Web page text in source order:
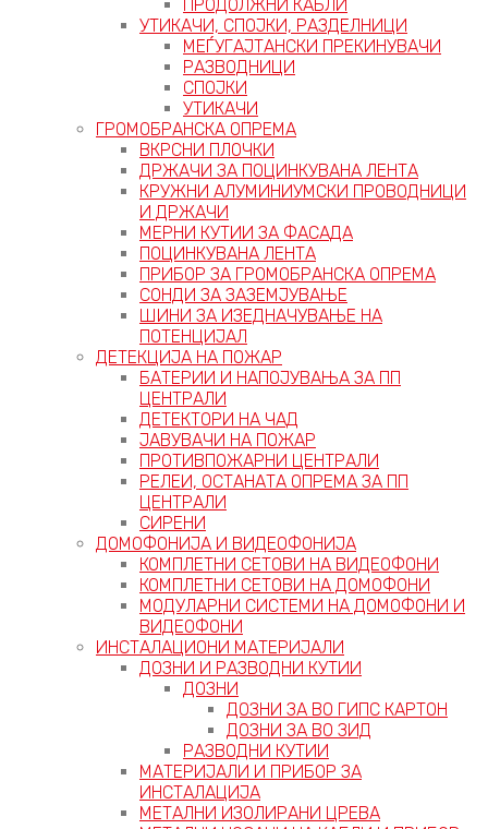
ПРОДОЛЖНИ КАБЛИ
УТИКАЧИ, СПОЈКИ, РАЗДЕЛНИЦИ
МЕЃУГАЈТАНСКИ ПРЕКИНУВАЧИ
РАЗВОДНИЦИ
СПОЈКИ
УТИКАЧИ
ГРОМОБРАНСКА ОПРЕМА
ВКРСНИ ПЛОЧКИ
ДРЖАЧИ ЗА ПОЦИНКУВАНА ЛЕНТА
КРУЖНИ АЛУМИНИУМСКИ ПРОВОДНИЦИ
И ДРЖАЧИ
МЕРНИ КУТИИ ЗА ФАСАДА
ПОЦИНКУВАНА ЛЕНТА
ПРИБОР ЗА ГРОМОБРАНСКА ОПРЕМА
СОНДИ ЗА ЗАЗЕМЈУВАЊЕ
ШИНИ ЗА ИЗЕДНАЧУВАЊЕ НА
ПОТЕНЦИЈАЛ
ДЕТЕКЦИЈА НА ПОЖАР
БАТЕРИИ И НАПОЈУВАЊА ЗА ПП
ЦЕНТРАЛИ
ДЕТЕКТОРИ НА ЧАД
ЈАВУВАЧИ НА ПОЖАР
ПРОТИВПОЖАРНИ ЦЕНТРАЛИ
РЕЛЕИ, ОСТАНАТА ОПРЕМА ЗА ПП
ЦЕНТРАЛИ
СИРЕНИ
ДОМОФОНИЈА И ВИДЕОФОНИЈА
КОМПЛЕТНИ СЕТОВИ НА ВИДЕОФОНИ
КОМПЛЕТНИ СЕТОВИ НА ДОМОФОНИ
МОДУЛАРНИ СИСТЕМИ НА ДОМОФОНИ И
ВИДЕОФОНИ
ИНСТАЛАЦИОНИ МАТЕРИЈАЛИ
ДОЗНИ И РАЗВОДНИ КУТИИ
ДОЗНИ
ДОЗНИ ЗА ВО ГИПС КАРТОН
ДОЗНИ ЗА ВО ЗИД
РАЗВОДНИ КУТИИ
МАТЕРИЈАЛИ И ПРИБОР ЗА
ИНСТАЛАЦИЈА
МЕТАЛНИ ИЗОЛИРАНИ ЦРЕВА